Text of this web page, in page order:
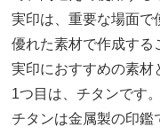
実印は、重要な場面で
優れた素材で作成する
実印におすすめの素材
1つ目は、チタンです。
チタンは金属製の印鑑